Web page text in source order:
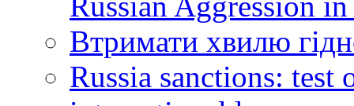
Втримати хвилю
Russia sanctions: